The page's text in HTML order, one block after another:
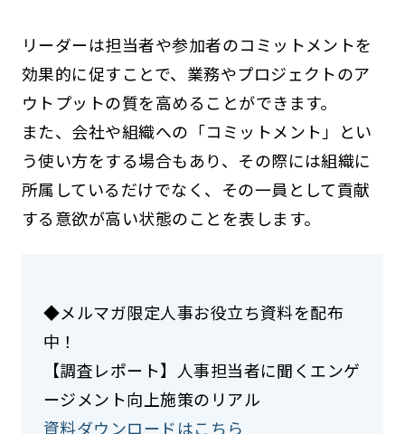
リーダーは担当者や参加者のコミットメントを
効果的に促すことで、業務やプロジェクトのア
ウトプットの質を高めることができます。
また、会社や組織への「コミットメント」とい
う使い方をする場合もあり、その際には組織に
所属しているだけでなく、その一員として貢献
する意欲が高い状態のことを表します。
◆メルマガ限定人事お役立ち資料を配布
中！
【調査レポート】人事担当者に聞くエンゲ
ージメント向上施策のリアル
資料ダウンロードはこちら